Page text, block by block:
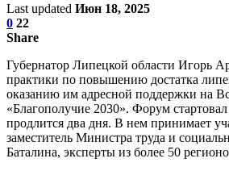
Last updated Июн 18, 2025
0 22
Share
Губернатор Липецкой области Игорь
практики по повышению достатка
оказанию им адресной поддержки на
«Благополучие 2030». Форум
продлится два дня. В нем принимает
заместитель Министра труда и
Баталина, эксперты из более 50